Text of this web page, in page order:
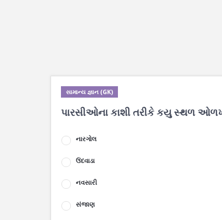
સામાન્ય જ્ઞાન (GK)
પારસીઓના કાશી તરીકે કયુ સ્થળ
નારગોલ
ઉંદવાડા
નવસારી
સંજાણ